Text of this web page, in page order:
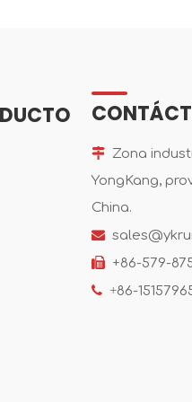
Zona
YongKang,
China.

 +86-579-
 +86-